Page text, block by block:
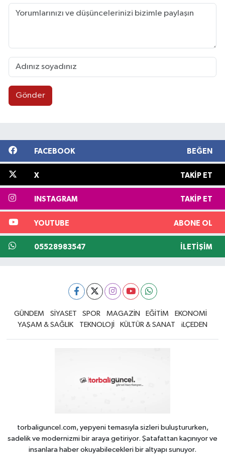
Gönder
FACEBOOK BEĞEN
X TAKIP ET
INSTAGRAM TAKIP ET
YOUTUBE ABONE OL
05528983547 İLETIŞIM
GÜNDEM SİYASET SPOR MAGAZİN EĞİTİM
EKONOMİ
YAŞAM & SAĞLIK
TEKNOLOJİ KÜLTÜR & SANAT iLÇEDEN
torbaliguncel.com, yepyeni temasıyla sizleri buluştururken,
sadelik ve modernizmi bir araya getiriyor. Şatafattan kaçınıyor ve
insanlara haber okuyabilecekleri bir altyapı sunuyor.